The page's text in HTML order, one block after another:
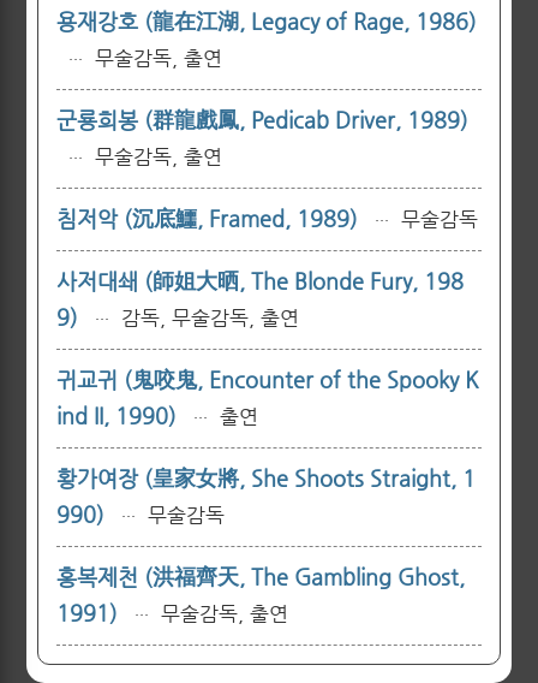
용재강호 (龍在江湖, Legacy of Rage, 1986)
··· 무술감독, 출연
군룡희봉 (群龍戲鳳, Pedicab Driver, 1989)
··· 무술감독, 출연
침저악 (沉底鱷, Framed, 1989) ··· 무술감독
사저대쇄 (師姐大晒, The Blonde Fury, 198
9)
··· 감독, 무술감독, 출연
귀교귀 (鬼咬鬼, Encounter of the Spooky K
ind II, 1990)
··· 출연
황가여장 (皇家女將, She Shoots Straight, 1
990)
··· 무술감독
홍복제천 (洪福齊天, The Gambling Ghost,
1991)
··· 무술감독, 출연